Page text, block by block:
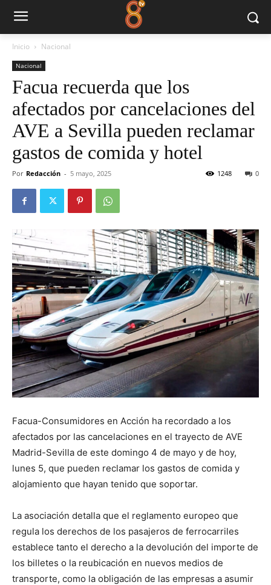
Inicio Nacional
Nacional
Facua recuerda que los
afectados por cancelaciones del
AVE a Sevilla pueden reclamar
gastos de comida y hotel
Por Redacción - 5 mayo, 2025 0
1248
Facua-Consumidores en Acción ha recordado a los
afectados por las cancelaciones en el trayecto de AVE
Madrid-Sevilla de este domingo 4 de mayo y de hoy,
lunes 5, que pueden reclamar los gastos de comida y
alojamiento que hayan tenido que soportar.
La asociación detalla que el reglamento europeo que
regula los derechos de los pasajeros de ferrocarriles
establece tanto el derecho a la devolución del importe de
los billetes o la reubicación en nuevos medios de
transporte, como la obligación de las empresas a asumir